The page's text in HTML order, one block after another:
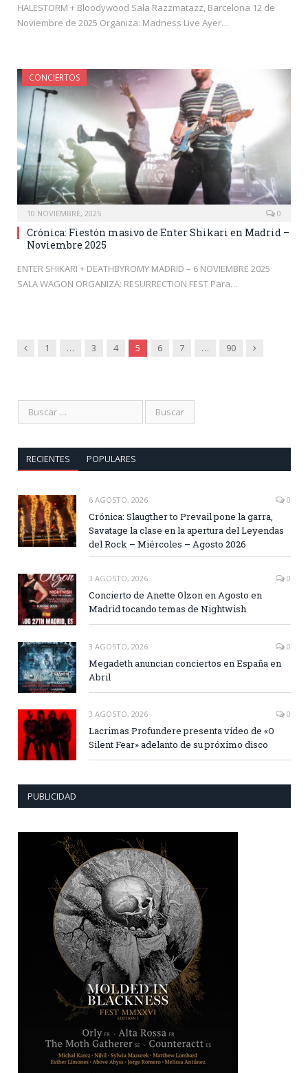
HALESTORM + Bloodywood Sala Razzmatazz, Barcelona 12 de
Noviembre de 2025 Organiza: Madness Live Ayer…
CONCIERTOS
10 NOVIEMBRE, 2025 0
Crónica: Fiestón masivo de Enter Shikari en Madrid –
Noviembre 2025
ENTER SHIKARI + DEATHBYROMY MADRID – 6 NOVIEMBRE 2025
SALA WAGON ORGANIZA: RESURRECTION FEST Para…
Anterior
1 … 3 4 5 6 7 … 90 Siguiente
RECIENTES POPULARES
6 AGOSTO, 2026 0
Crónica: Slaugther to Prevail pone la garra,
Savatage la clase en la apertura del Leyendas
del Rock – Miércoles – Agosto 2026
3 AGOSTO, 2026 0
Concierto de Anette Olzon en Agosto en
Madrid tocando temas de Nightwish
3 AGOSTO, 2026 0
Megadeth anuncian conciertos en España en
Abril
3 AGOSTO, 2026 0
Lacrimas Profundere presenta vídeo de «O
Silent Fear» adelanto de su próximo disco
PUBLICIDAD